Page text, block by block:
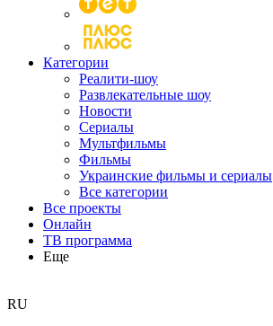
Категории
Реалити-шоу
Развлекательные шоу
Новости
Сериалы
Мультфильмы
Фильмы
Украинские фильмы и сериалы
Все категории
Все проекты
Онлайн
ТВ программа
Еще
RU